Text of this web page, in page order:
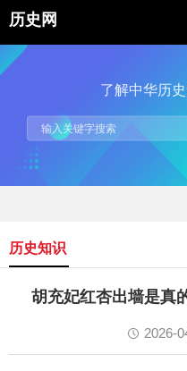
历史网
了解中华历
历史知识
胡充妃红杏出墙是真
2026-